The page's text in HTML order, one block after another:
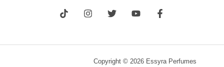
Copyright © 2026 Essyra Perfumes